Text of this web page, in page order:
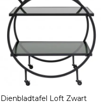
Dienbladtafel Loft Zwart